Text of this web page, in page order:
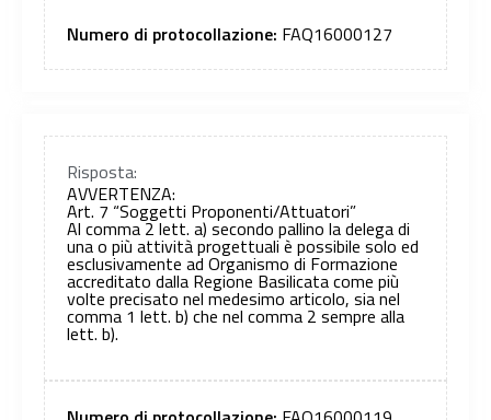
Numero di protocollazione: FAQ16000127
Risposta:
AVVERTENZA:
Art. 7 “Soggetti Proponenti/Attuatori”
Al comma 2 lett. a) secondo pallino la delega di
una o più attività progettuali è possibile solo ed
esclusivamente ad Organismo di Formazione
accreditato dalla Regione Basilicata come più
volte precisato nel medesimo articolo, sia nel
comma 1 lett. b) che nel comma 2 sempre alla
lett. b).